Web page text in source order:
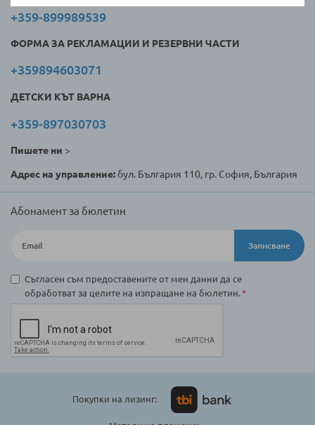
+359-899989539
ФОРМА ЗА РЕКЛАМАЦИИ И РЕЗЕРВНИ ЧАСТИ
+359894603071
ДЕТСКИ КЪТ ВАРНА
+359-897030703
Пишете ни >
Адрес на управление:бул. България 110, гр. София, България
Абонамент за бюлетин
Записване
Съгласен съм предоставените от мен данни да се
обработват за целите на изпращане на бюлетин.
Покупки на лизинг: